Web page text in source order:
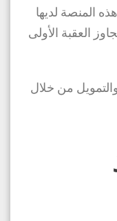
المنصة لديها
العقبة الأولى
من خلال